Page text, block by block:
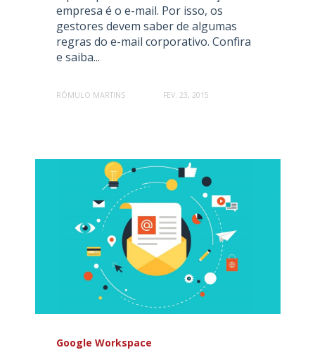
empresa é o e-mail. Por isso, os
gestores devem saber de algumas
regras do e-mail corporativo. Confira
e saiba...
RÔMULO MARTINS FEV. 23, 2015
Google Workspace